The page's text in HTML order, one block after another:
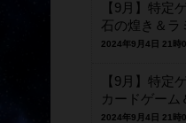
【9月】特定
石の煌き＆ラ
2024年9月4日 21時
【9月】特定
カードゲーム
2024年9月4日 21時